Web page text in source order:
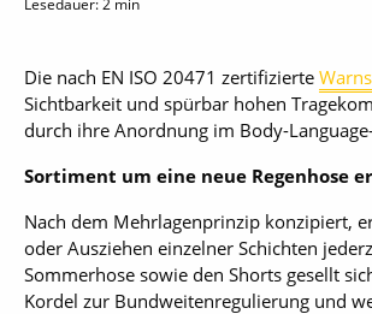
Lesedauer:2 min
Die nach EN ISO 20471 zertifizierte
Sichtbarkeit und spürbar hohen
durch ihre Anordnung im Body-
Sortiment um eine neue Regenhose
Nach dem Mehrlagenprinzip konzipiert,
oder Ausziehen einzelner Schichten
Sommerhose sowie den Shorts gesellt
Kordel zur Bundweitenregulierung und